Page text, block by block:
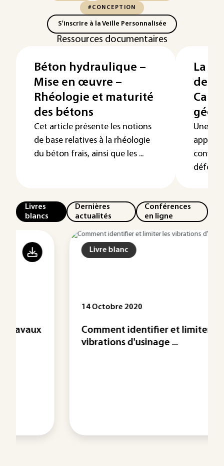
#CONCEPTION
S'inscrire à la Veille Personnalisée
Ressources documentaires
Béton hydraulique –
Mise en œuvre –
Rhéologie et maturité
des bétons
Cet article présente les notions
de base relatives à la rhéologie
du béton frais, ainsi que les ...
La
des
Une
Livres
blancs
Dernières
actualités
Conférences
en ligne
Livre blanc
14 Octobre 2020
Comment identifier et limiter les
vibrations d'usinage ...